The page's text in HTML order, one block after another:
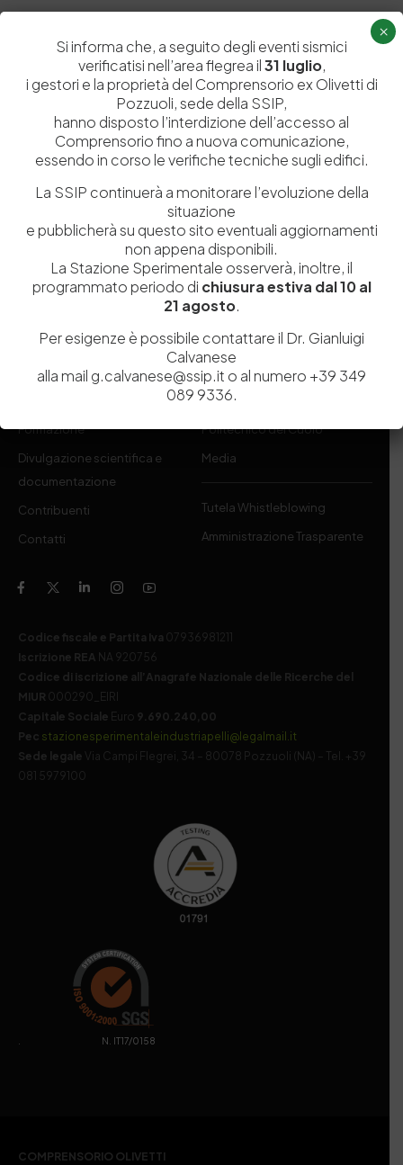
Sperimentale per l’Industria delle Pelli e delle materie concianti
(SSIP) è un Organismo di Ricerca Nazionale delle Camere di
Commercio di Napoli, Toscana Nord-Ovest e Vicenza.
081 597 91 00 ssip@ssip.it
Chi siamo
Servizi
Formazione
Divulgazione scientifica e
documentazione
Contribuenti
Contatti
Laboratori
Dipartimenti di ricerca
Biblioteca
Politecnico del Cuoio
Media
Tutela Whistleblowing
Amministrazione Trasparente
Codice fiscale e Partita Iva 07936981211
Iscrizione REA NA 920756
Codice di iscrizione all’Anagrafe Nazionale delle Ricerche del
MIUR 000290_EIRI
Capitale Sociale Euro 9.690.240,00
Pec stazionesperimentaleindustriapelli@legalmail.it
Sede legale
Via Campi Flegrei, 34 – 80078 Pozzuoli (NA) – Tel. +39
081 5979100
. N. IT17/0158
COMPRENSORIO OLIVETTI
Si informa che, a seguito degli eventi sismici
verificatisi nell’area flegrea il31 luglio,
i gestori e la proprietà del Comprensorio ex Olivetti di
Pozzuoli, sede della SSIP,
hanno disposto l’interdizione dell’accesso al
Comprensorio fino a nuova comunicazione,
essendo in corso le verifiche tecniche sugli edifici.
La SSIP continuerà a monitorare l’evoluzione della
situazione
e pubblicherà su questo sito eventuali aggiornamenti
non appena disponibili.
La Stazione Sperimentale osserverà, inoltre, il
programmato periodo di chiusura estiva dal 10 al
21 agosto.
Per esigenze è possibile contattare il Dr. Gianluigi
Calvanese
alla mail g.calvanese@ssip.it o al numero +39 349
089 9336.
×